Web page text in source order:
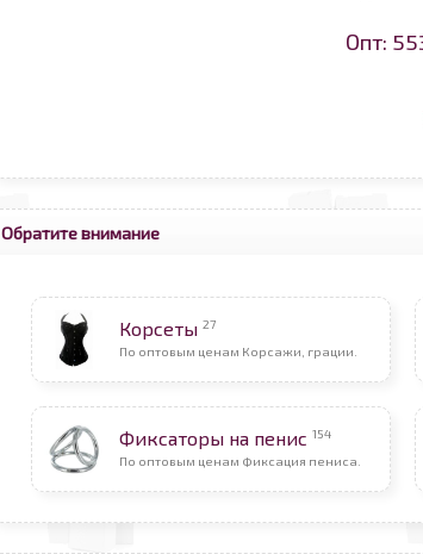
Опт:
Обратите внимание
Корсеты 27
По оптовым ценам Корсажи, грации.
Фиксаторы на пенис 154
По оптовым ценам Фиксация пениса.